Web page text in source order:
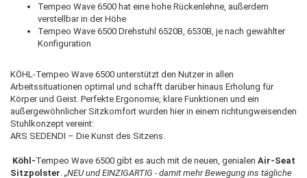
Tempeo Wave 6500 hat eine hohe Rückenlehne, außerdem
verstellbar in der Höhe
Tempeo Wave 6500 Drehstuhl 6520B, 6530B, je nach gewählter
Konfiguration
KÖHL-Tempeo Wave 6500 unterstützt den Nutzer in allen
Arbeitssituationen optimal und schafft darüber hinaus Erholung für
Körper und Geist. Perfekte Ergonomie, klare Funktionen und ein
außergewöhnlicher Sitzkomfort wurden hier in einem richtungweisenden
Stuhlkonzept vereint:
ARS SEDENDI – Die Kunst des Sitzens.
Köhl-Tempeo Wave 6500 gibt es auch mit de neuen, genialen Air-Seat
Sitzpolster „NEU und EINZIGARTIG - damit mehr Bewegung ins tägliche